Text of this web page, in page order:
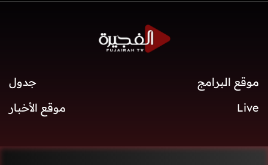
موقع البرامج
جدول
Live
موقع الأخبار